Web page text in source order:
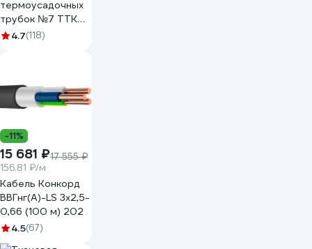
термоусадочных
трубок №7 ТТК
(3:1) 7 шт. по 10 см
4.7(118)
-11%
15 681 ₽17 555 ₽
156.81 ₽/м
Кабель Конкорд
ВВГнг(А)-LS 3х2,5-
0,66 (100 м) 202
4.5(67)